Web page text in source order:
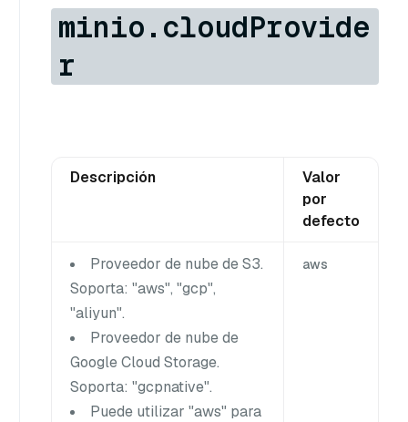
minio.cloudProvide
r
Descripción
Valor
por
defecto
Proveedor de nube de S3.
Soporta: "aws", "gcp",
"aliyun".
Proveedor de nube de
Google Cloud Storage.
Soporta: "gcpnative".
Puede utilizar "aws" para
aws